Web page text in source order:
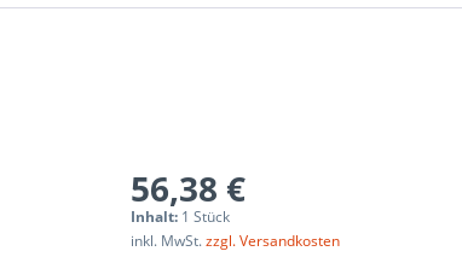
56,38 €
Inhalt: 1 Stück
inkl. MwSt.zzgl. Versandkosten